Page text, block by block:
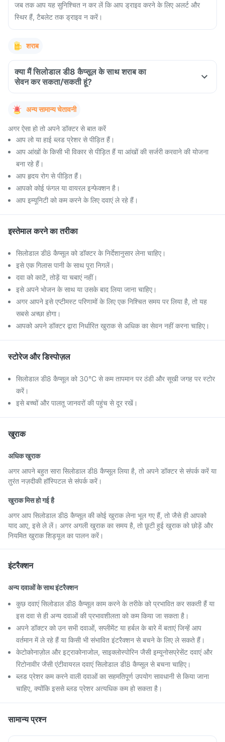
जब तक आप यह सुनिश्चित न कर लें कि आप ड्राइव करने के लिए अलर्ट और
स्थिर हैं, टैबलेट तक ड्राइव न करें।
शराब
क्या मैं सिलोडाल डी8 कैप्सूल के साथ शराब का
सेवन कर सकता/सकती हूं?
अन्य सामान्य चेतावनी
अगर ऐसा हो तो अपने डॉक्टर से बात करें
आप लो या हाई ब्लड प्रेशर से पीड़ित हैं।
आप आंखों के किसी भी विकार से पीड़ित हैं या आंखों की सर्जरी करवाने की योजना
बना रहे हैं।
आप हृदय रोग से पीड़ित हैं।
आपको कोई फंगल या वायरल इन्फेक्शन है।
आप इम्यूनिटी को कम करने के लिए दवाएं ले रहे हैं।
इस्तेमाल करने का तरीका
सिलोडाल डी8 कैप्सूल को डॉक्टर के निर्देशानुसार लेना चाहिए।
इसे एक गिलास पानी के साथ पूरा निगलें।
दवा को काटें, तोड़ें या चबाएं नहीं।
इसे अपने भोजन के साथ या उसके बाद लिया जाना चाहिए।
अगर आपने इसे एप्टीमस्ट परिणामों के लिए एक निश्चित समय पर लिया है, तो यह
सबसे अच्छा होगा।
आपको अपने डॉक्टर द्वारा निर्धारित खुराक से अधिक का सेवन नहीं करना चाहिए।
स्टोरेज और डिस्पोज़ल
सिलोडाल डी8 कैप्सूल को 30°C से कम तापमान पर ठंडी और सूखी जगह पर स्टोर
करें।
इसे बच्चों और पालतू जानवरों की पहुंच से दूर रखें।
खुराक
अधिक खुराक
अगर आपने बहुत सारा सिलोडाल डी8 कैप्सूल लिया है, तो अपने डॉक्टर से संपर्क करें या
तुरंत नज़दीकी हॉस्पिटल से संपर्क करें।
खुराक मिस हो गई है
अगर आप सिलोडाल डी8 कैप्सूल की कोई खुराक लेना भूल गए हैं, तो जैसे ही आपको
याद आए, इसे ले लें। अगर अगली खुराक का समय है, तो छूटी हुई खुराक को छोड़ें और
नियमित खुराक शिड्यूल का पालन करें।
इंटरैक्शन
अन्य दवाओं के साथ इंटरैक्शन
कुछ दवाएं सिलोडाल डी8 कैप्सूल काम करने के तरीके को प्रभावित कर सकती हैं या
इस दवा से ही अन्य दवाओं की प्रभावशीलता को कम किया जा सकता है।
अपने डॉक्टर को उन सभी दवाओं, सप्लीमेंट या हर्बल के बारे में बताएं जिन्हें आप
वर्तमान में ले रहे हैं या किसी भी संभावित इंटरैक्शन से बचने के लिए ले सकते हैं।
केटोकोनाज़ोल और इट्राकोनाजोल, साइक्लोस्पोरिन जैसी इम्यूनोसप्रेसेंट दवाएं और
रिटोनावीर जैसी एंटीवायरल दवाएं सिलोडाल डी8 कैप्सूल से बचना चाहिए।
ब्लड प्रेशर कम करने वाली दवाओं का सहमतिपूर्ण उपयोग सावधानी से किया जाना
चाहिए, क्योंकि इससे ब्लड प्रेशर अत्यधिक कम हो सकता है।
सामान्य प्रश्न